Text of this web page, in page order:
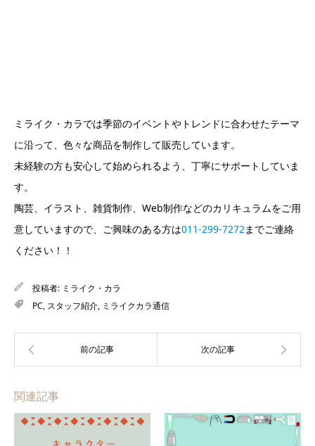
ミライク・カラでは季節のイベントやトレンドに合わせたテーマ
に沿って、色々な商品を制作して販売しています。
未経験の方も安心して始められるよう、丁寧にサポートしていま
す。
陶芸、イラスト、雑貨制作、Web制作などのカリキュラムをご用
意していますので、ご興味のある方は011-299-7272までご連絡
ください！！
投稿者: ミライク・カラ
PC, スタッフ紹介, ミライクカラ通信
関連記事